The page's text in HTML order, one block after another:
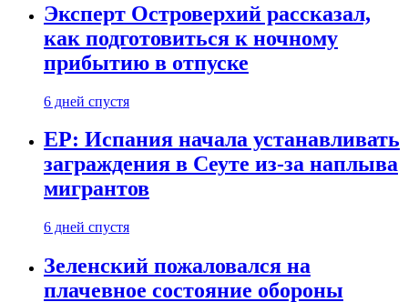
Эксперт Островерхий рассказал,
как подготовиться к ночному
прибытию в отпуске
6 дней спустя
EP: Испания начала устанавливать
заграждения в Сеуте из-за наплыва
мигрантов
6 дней спустя
Зеленский пожаловался на
плачевное состояние обороны